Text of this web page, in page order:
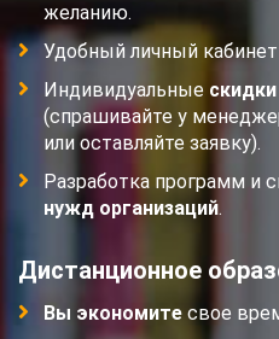
желанию.
Удобный личный
Индивидуальные
(спрашивайте у
или оставляйте заявку).
Разработка программ и
нужд организаций.
Дистанционное
Вы экономите свое